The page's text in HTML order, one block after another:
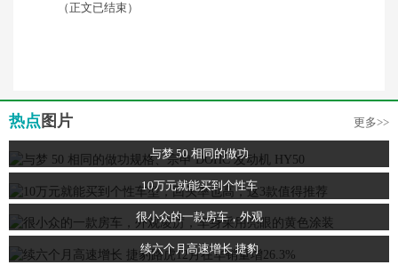
（正文已结束）
热点 图片 更多>>
与梦 50 相同的做功
10万元就能买到个性车
很小众的一款房车，外观
续六个月高速增长 捷豹